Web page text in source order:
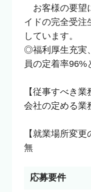
お客様の要望
イドの完全受注
しています。
◎福利厚生充実
員の定着率96%
【従事すべき業
会社の定める業
【就業場所変更
無
応募要件